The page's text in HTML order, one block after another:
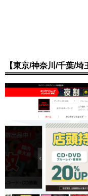
【東京/神奈川/千葉/